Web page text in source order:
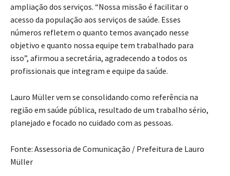
ampliação dos serviços. “Nossa missão é facilitar o
acesso da população aos serviços de saúde. Esses
números refletem o quanto temos avançado nesse
objetivo e quanto nossa equipe tem trabalhado para
isso”, afirmou a secretária, agradecendo a todos os
profissionais que integram e equipe da saúde.
Lauro Müller vem se consolidando como referência na
região em saúde pública, resultado de um trabalho sério,
planejado e focado no cuidado com as pessoas.
Fonte: Assessoria de Comunicação / Prefeitura de Lauro
Müller